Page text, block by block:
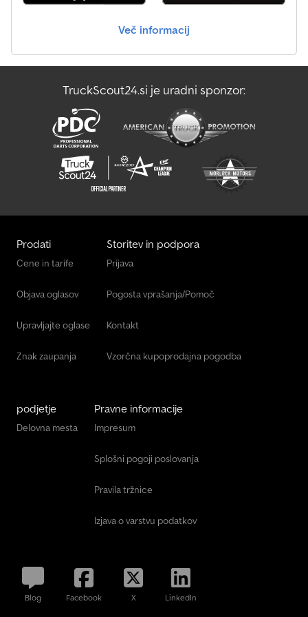
Več informacij
TruckScout24.si je uradni sponzor:
Prodati
Cene in tarife
Objava oglasov
Upravljajte oglase
Znak zaupanja
Storitev in podpora
Prijava
Pogosta vprašanja/Pomoč
Kontakt
Vzorčna kupoprodajna pogodba
podjetje
Delovna mesta
Pravne informacije
Impresum
Splošni pogoji poslovanja
Pravila tržnice
Izjava o varstvu podatkov
Blog Facebook X LinkedIn